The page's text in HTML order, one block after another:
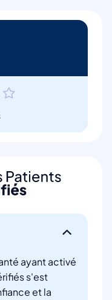
ayant activé
s'est
et la